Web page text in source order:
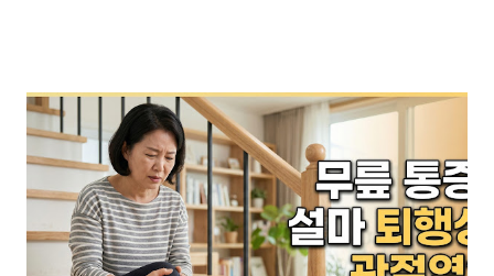
따르면, 미국 예일대·독일 본대학 공동연구팀은 중년 이후 지방 세
포 내 염증 반응이 복부지방 축적의 핵심 원인이라는 사실을 밝혀
냈다. 동아일보 는 한국 연구진의 결과를 인용해, 중년기 내장지방
증가는 에너지 소비 감소보다 “미성숙 지방세포의 분화” 때문이라
고 보도했다. 결국, 적게 먹는다고 해결되는 문제가 아니다. 파라다
이스그레인이 주목받는 이유, 중년 내장지방의 원인을 추적하다